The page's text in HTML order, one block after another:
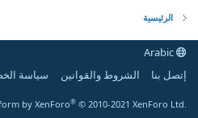
الرئيسية
إتصل بنا
الشروط والقوانين سياسة
by XenForo® © 2010-2021 XenForo Ltd.